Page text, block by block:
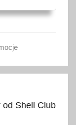
od Shell Club